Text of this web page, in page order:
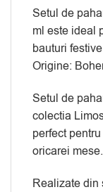
Setul de
ml este ideal
bauturi
Origine:
Setul de
colectia
perfect
oricarei mese.
Realizate din